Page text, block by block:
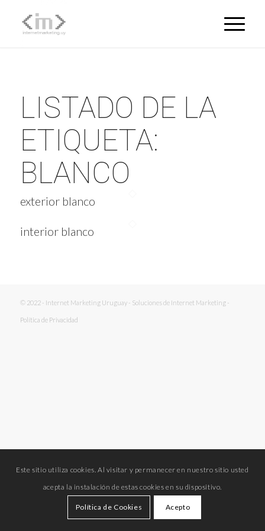
LISTADO DE LA
ETIQUETA:
BLANCO
exterior blanco
interior blanco
© 2022 - Internet Marketing Uruguay - Soluciones de Internet Marketing -
Política de Privacidad
Este sitio utiliza cookies. Al visitar y permanecer en nuestro sitio usted
acepta la instalación de estas cookies en su dispositivo.
Política de Cookies Acepto